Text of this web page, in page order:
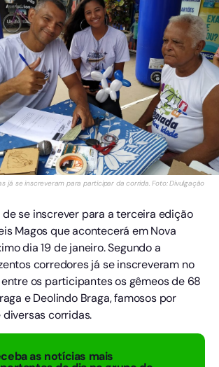
já se inscreveram para participar da corrida. Foto: Divulgação
se inscrever para a terceira edição
Magos que acontecerá em Nova
dia 19 de janeiro. Segundo a
corredores já se inscreveram no
os participantes os gêmeos de 68
e Deolindo Braga, famosos por
corridas.
as notícias mais